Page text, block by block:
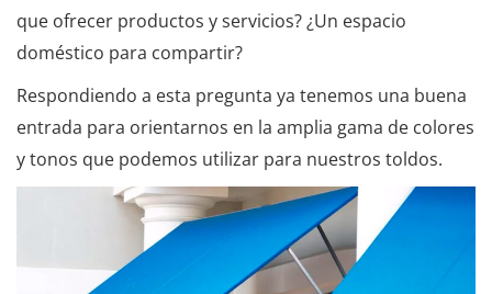
que ofrecer productos y servicios? ¿Un espacio
doméstico para compartir?
Respondiendo a esta pregunta ya tenemos una buena
entrada para orientarnos en la amplia gama de colores
y tonos que podemos utilizar para nuestros toldos.